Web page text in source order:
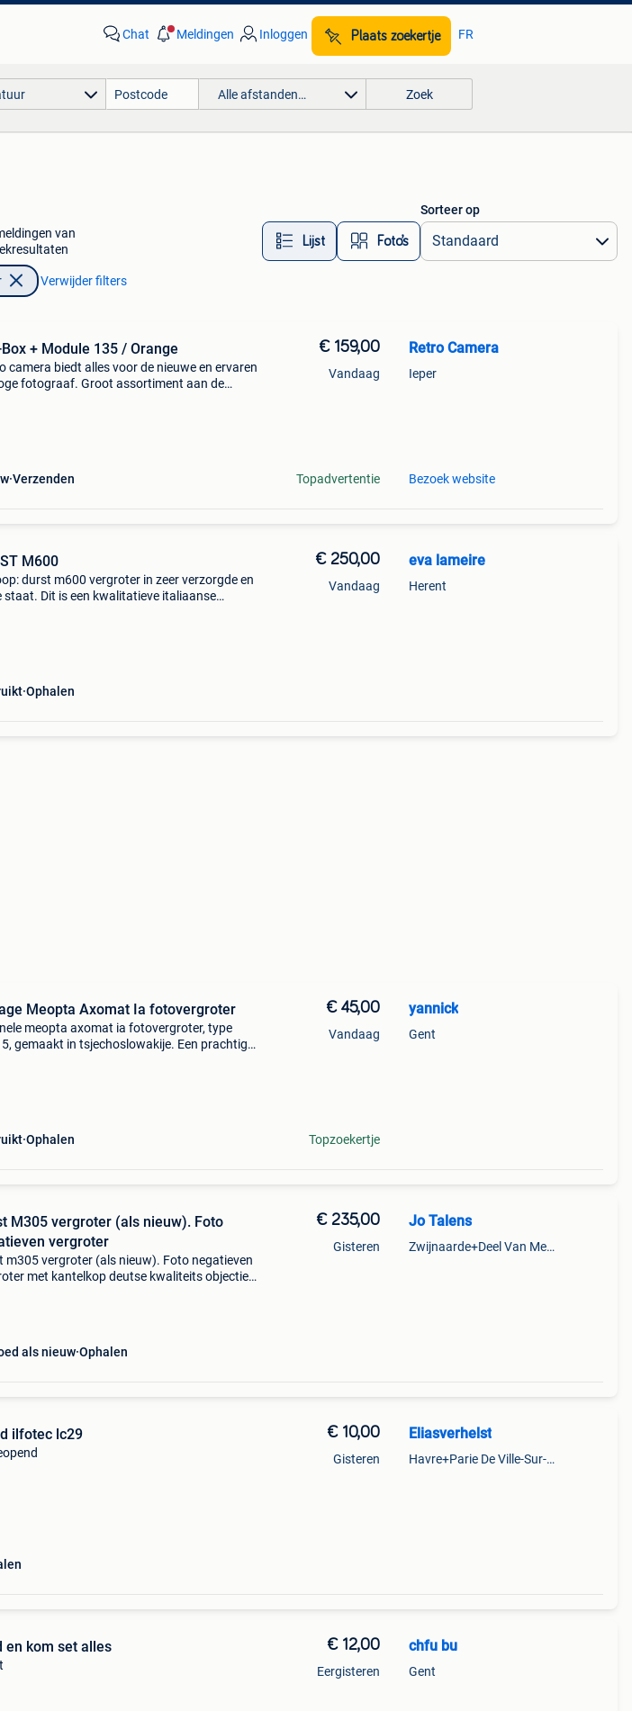
Chat Meldingen Inloggen Plaats zoekertje FR
Alle afstanden… Zoek
van
Lijst Foto’s
Sorteer op
Verwijder filters
+ Module 135 / Orange
camera biedt alles voor de nieuwe en ervaren
fotograaf. Groot assortiment aan de
Verzenden
€ 159,00
Vandaag
Topadvertentie
Retro Camera
Ieper
Bezoek website
M600
durst m600 vergroter in zeer verzorgde en
staat. Dit is een kwalitatieve italiaanse
Ophalen
€ 250,00
Vandaag
eva lameire
Herent
Meopta Axomat Ia fotovergroter
meopta axomat ia fotovergroter, type
gemaakt in tsjechoslowakije. Een prachtig
Ophalen
€ 45,00
Vandaag
Topzoekertje
yannick
Gent
M305 vergroter (als nieuw). Foto
vergroter
m305 vergroter (als nieuw). Foto negatieven
met kantelkop deutse kwaliteits objectief
als nieuw Ophalen
€ 235,00
Gisteren
Jo Talens
Zwijnaarde+Deel Van Merelbeke
ilfotec lc29 € 10,00
Gisteren
Eliasverhelst
Havre+Parie De Ville-Sur-Haine
bord en kom set alles € 12,00
Eergisteren
chfu bu
Gent